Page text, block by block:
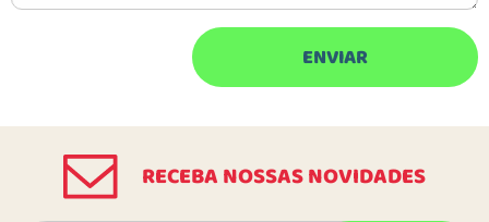
RECEBA NOSSAS NOVIDADES